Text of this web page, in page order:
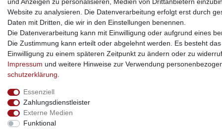
Website zu analysieren. Die Datenverarbeitung erfolgt erst durch
Daten mit Dritten, die wir in den Einstellungen benennen.
Die Datenverarbeitung kann mit Einwilligung oder aufgrund eines
Die Zustimmung kann erteilt oder abgelehnt werden. Es besteht
Einwilligung zu einem späteren Zeitpunkt zu ändern oder zu
Impressum und weitere Hinweise zur Verwendung
schutz­erklärung
Essenziell
Zahlungsdienstleister
Externe Medien
Funktional